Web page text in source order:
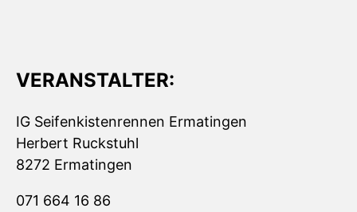
VERANSTALTER:
IG Seifenkistenrennen Ermatingen
Herbert Ruckstuhl
8272 Ermatingen
071 664 16 86